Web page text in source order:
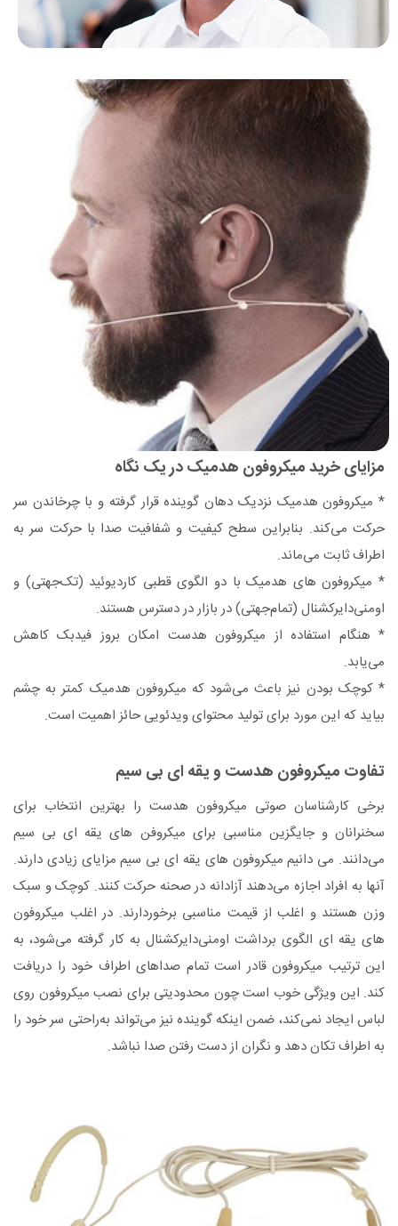
مزایای خرید میکروفون هدمیک در یک نگاه
* میکروفون هدمیک نزدیک دهان گوینده قرار گرفته و با چرخاندن سر
حرکت می‌کند. بنابراین سطح کیفیت و شفافیت صدا با حرکت سر به
اطراف ثابت می‌ماند.
* میکروفون های هدمیک با دو الگوی قطبی کاردیوئید (تک‌جهتی) و
اومنی‌دایرکشنال (تمام‌جهتی) در بازار در دسترس هستند.
* هنگام استفاده از میکروفون هدست امکان بروز فیدبک کاهش
می‌یابد.
* کوچک بودن نیز باعث می‌شود که میکروفون هدمیک کمتر به چشم
بیاید که این مورد برای تولید محتوای ویدئویی حائز اهمیت است.
تفاوت میکروفون هدست و یقه ای بی سیم
برخی کارشناسان صوتی میکروفون هدست را بهترین انتخاب برای
سخنرانان و جایگزین مناسبی برای میکروفن های یقه ای بی سیم
می‌دانند. می دانیم میکروفون های یقه ای بی سیم مزایای زیادی دارند.
آنها به افراد اجازه می‌دهند آزادانه در صحنه حرکت کنند. کوچک و سبک
وزن هستند و اغلب از قیمت مناسبی برخوردارند. در اغلب میکروفون
های یقه ای الگوی برداشت اومنی‌دایرکشنال به کار گرفته می‌شود، به
این ترتیب میکروفون قادر است تمام صداهای اطراف خود را دریافت
کند. این ویژگی خوب است چون محدودیتی برای نصب میکروفون روی
لباس ایجاد نمی‌کند، ضمن اینکه گوینده نیز می‌تواند به‌راحتی سر خود را
به اطراف تکان دهد و نگران از دست رفتن صدا نباشد.